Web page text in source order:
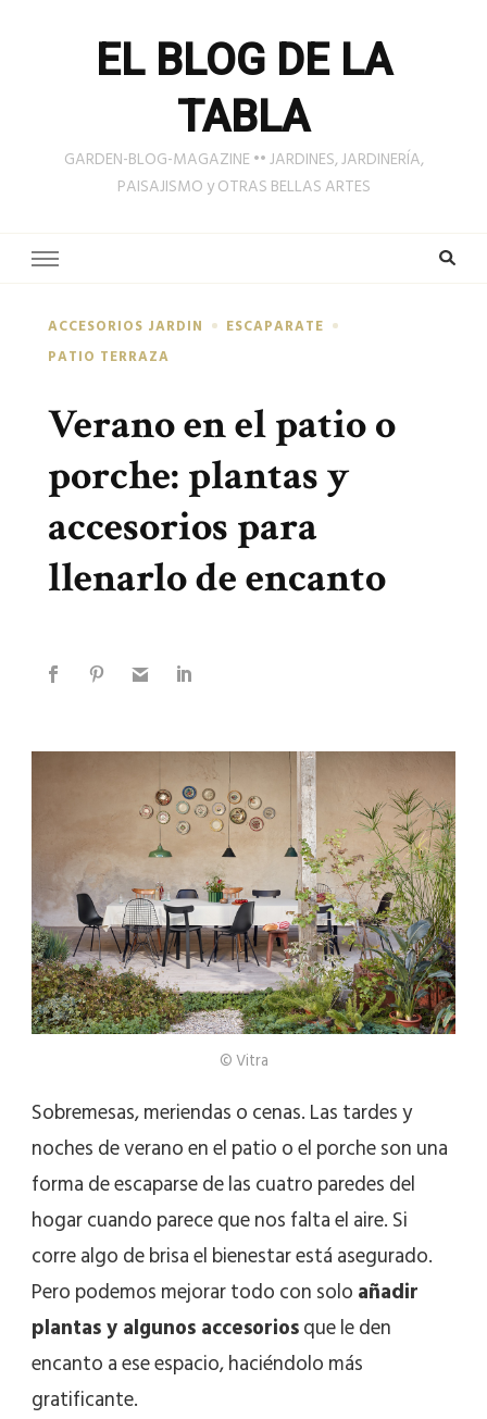
EL BLOG DE LA
TABLA
GARDEN-BLOG-MAGAZINE •• JARDINES, JARDINERÍA,
PAISAJISMO y OTRAS BELLAS ARTES
ACCESORIOS JARDIN
ESCAPARATE
PATIO TERRAZA
Verano en el patio o
porche: plantas y
accesorios para
llenarlo de encanto
© Vitra
Sobremesas, meriendas o cenas. Las tardes y
noches de verano en el patio o el porche son una
forma de escaparse de las cuatro paredes del
hogar cuando parece que nos falta el aire. Si
corre algo de brisa el bienestar está asegurado.
Pero podemos mejorar todo con soloañadir
plantas y algunos accesoriosque le den
encanto a ese espacio, haciéndolo más
gratificante.